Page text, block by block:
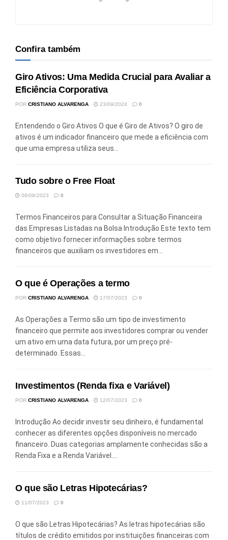
Confira também
Giro Ativos: Uma Medida Crucial para Avaliar a
Eficiência Corporativa
POR CRISTIANO ALVARENGA 23/09/2024 0
Entendendo o Giro Ativos O que é Giro de Ativos? O giro de
ativos é um indicador financeiro que mede a eficiência com
que uma empresa utiliza seus...
Tudo sobre o Free Float
06/08/2023 0
Termos Financeiros para Consultar a Situação Financeira
das Empresas Listadas na Bolsa Introdução Este texto tem
como objetivo fornecer informações sobre termos
financeiros que auxiliam os investidores em...
O que é Operações a termo
POR CRISTIANO ALVARENGA 17/07/2023 0
As Operações a Termo são um tipo de investimento
financeiro que permite aos investidores comprar ou vender
um ativo em uma data futura, por um preço pré-
determinado. Essas...
Investimentos (Renda fixa e Variável)
POR CRISTIANO ALVARENGA 12/07/2023 0
Introdução Ao decidir investir seu dinheiro, é fundamental
conhecer as diferentes opções disponíveis no mercado
financeiro. Duas categorias amplamente conhecidas são a
Renda Fixa e a Renda Variável....
O que são Letras Hipotecárias?
11/07/2023 0
O que são Letras Hipotecárias? As letras hipotecárias são
títulos de crédito emitidos por instituições financeiras com